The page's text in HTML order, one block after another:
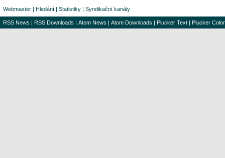
Webmaster | Hledání | Statistiky | Syndikační kanály
RSS News | RSS Downloads | Atom News | Atom Downloads | Plucker Text | Plucker Color